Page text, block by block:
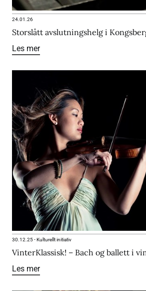
24.01.26
Storslått avslutningshelg i
Les mer
30.12.25-Kulturellt initiativ
VinterKlassisk! – Bach og ballett i
Les mer